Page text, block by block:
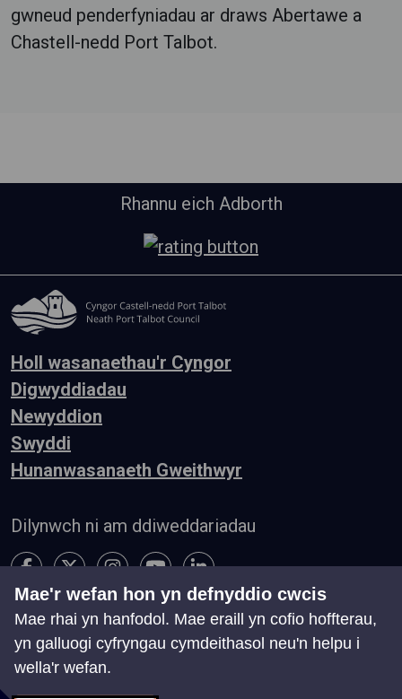
gwneud penderfyniadau ar draws Abertawe a
Chastell-nedd Port Talbot.
Rhannu eich Adborth
Holl wasanaethau'r Cyngor
Digwyddiadau
Newyddion
Swyddi
Hunanwasanaeth Gweithwyr
Dilynwch ni am ddiweddariadau
Hygyrchedd Telerau ac Amodau
Preifatrwydd
Cysylltu â ni
Chwillio Map o'r Wefan
Mae'r wefan hon yn defnyddio cwcis
Mae rhai yn hanfodol. Mae eraill yn cofio hoffterau,
yn galluogi cyfryngau cymdeithasol neu'n helpu i
wella'r wefan.